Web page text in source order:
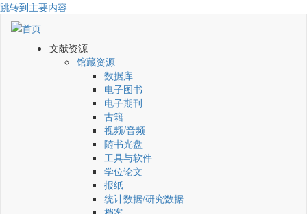
跳转到主要内容
文献资源
馆藏资源
数据库
电子图书
电子期刊
古籍
视频/音频
随书光盘
工具与软件
学位论文
报纸
统计数据/研究数据